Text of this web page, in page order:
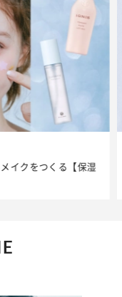
イクをつくる【保湿